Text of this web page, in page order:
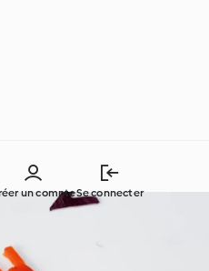
un compteSe connecter
!